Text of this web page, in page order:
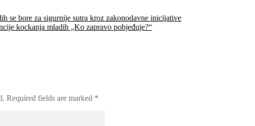
se bore za sigurnije sutra kroz zakonodavne inicijative
kockanja mladih „Ko zapravo pobjeđuje?“
Required fields are marked *